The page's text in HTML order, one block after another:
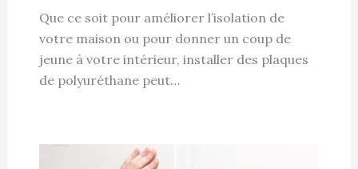
Que ce soit pour améliorer l’isolation de
votre maison ou pour donner un coup de
jeune à votre intérieur, installer des plaques
de polyuréthane peut…